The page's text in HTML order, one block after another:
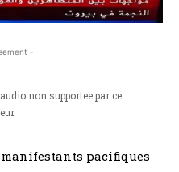
-
non supportee par ce
pacifiques